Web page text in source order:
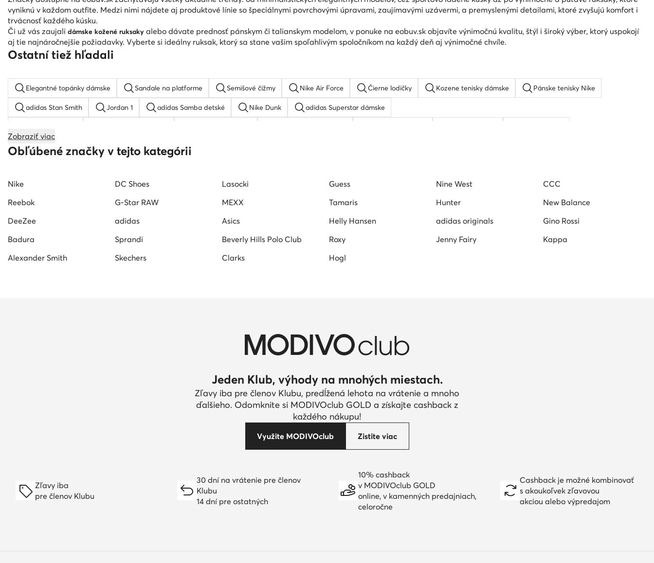
vyniknú v každom outfite. Medzi nimi nájdete aj produktové línie so špeciálnymi povrchovými úpravami, zaujímavými uzávermi, a premyslenými detailami, ktoré zvyšujú komfort i
trvácnosť každého kúsku.
Či už vás zaujali dámske kožené ruksaky alebo dávate prednosť pánskym či talianskym modelom, v ponuke na eobuv.sk objavíte výnimočnú kvalitu, štýl i široký výber, ktorý uspokojí
aj tie najnáročnejšie požiadavky. Vyberte si ideálny ruksak, ktorý sa stane vašim spoľahlivým spoločníkom na každý deň aj výnimočné chvíle.
Ostatní tiež hľadali
Elegantné topánky dámske Sandale na platforme Semišové čižmy Nike Air Force Čierne lodičky Kozene tenisky dámske Pánske tenisky Nike
adidas Stan Smith Jordan 1 adidas Samba detské Nike Dunk adidas Superstar dámske
Nike air force pánske adidas vl court bold
Zobraziť viac
Obľúbené značky v tejto kategórii
Nike DC Shoes Lasocki Guess Nine West
CCC
Reebok
G-Star RAW MEXX Tamaris Hunter
New Balance
DeeZee
adidas Asics Helly Hansen adidas originals
Gino Rossi
Badura
Sprandi Beverly Hills Polo Club Roxy Jenny Fairy
Kappa
Alexander Smith
Skechers Clarks Hogl
Jeden Klub, výhody na mnohých miestach.
Zľavy iba pre členov Klubu, predĺžená lehota na vrátenie a mnoho
ďalšieho. Odomknite si MODIVOclub GOLD a získajte cashback z
každého nákupu!
Využite MODIVOclub Zistite viac
Zľavy iba
pre členov Klubu
30 dní na vrátenie pre členov
Klubu
14 dní pre ostatných
10% cashback
v MODIVOclub GOLD
online, v kamenných predajniach,
celoročne
Cashback je možné kombinovať
s akoukoľvek zľavovou
akciou alebo výpredajom